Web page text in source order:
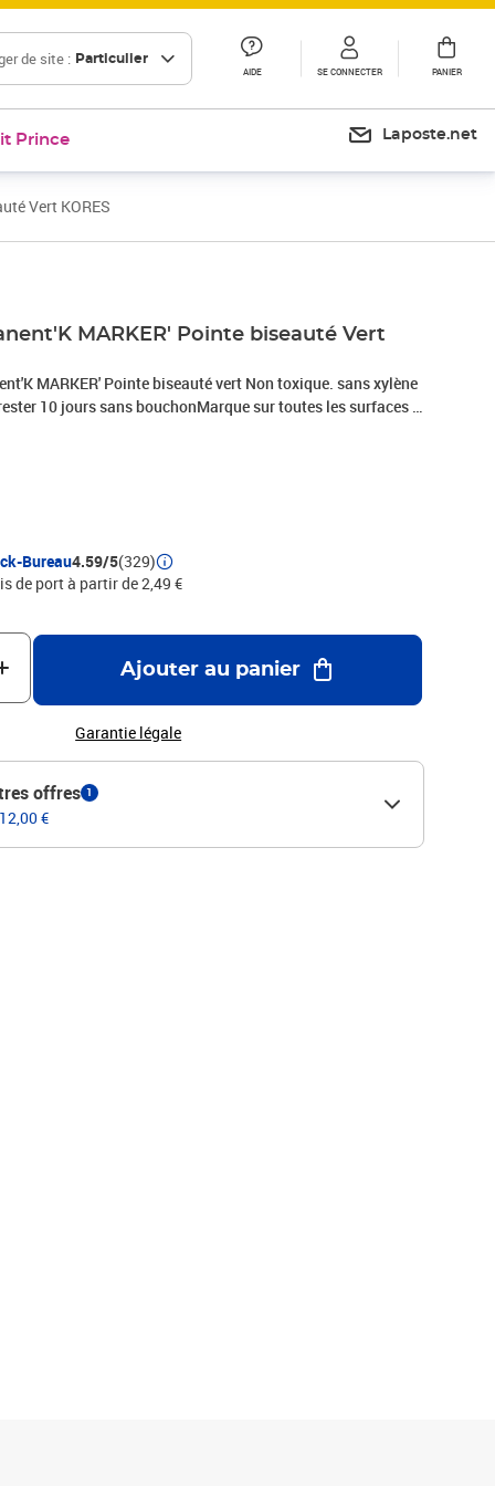
de site : Particulier
AIDE SE CONNECTER PANIER
Prince Laposte.net
Vert KORES
MARKER' Pointe biseauté Vert
MARKER' Pointe biseauté vert Non toxique. sans xylène
10 jours sans bouchonMarque sur toutes les surfaces y
Bureau4.59/5(329)
de port à partir de 2,49 €
Ajouter au panier
Garantie légale
offres 1
€